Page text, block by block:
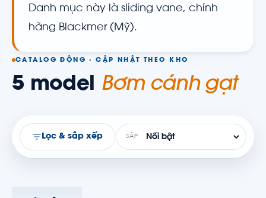
Danh mục này là sliding vane, chính
hãng Blackmer (Mỹ).
CATALOG ĐỘNG · CẬP NHẬT THEO KHO
5 model Bơm cánh gạt
Lọc & sắp xếp SẮP